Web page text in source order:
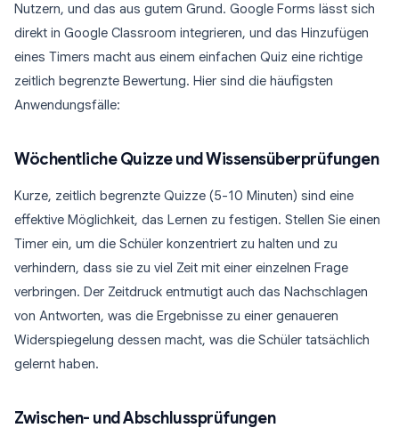
Nutzern, und das aus gutem Grund. Google Forms lässt sich
direkt in Google Classroom integrieren, und das Hinzufügen
eines Timers macht aus einem einfachen Quiz eine richtige
zeitlich begrenzte Bewertung. Hier sind die häufigsten
Anwendungsfälle:
Wöchentliche Quizze und Wissensüberprüfungen
Kurze, zeitlich begrenzte Quizze (5-10 Minuten) sind eine
effektive Möglichkeit, das Lernen zu festigen. Stellen Sie einen
Timer ein, um die Schüler konzentriert zu halten und zu
verhindern, dass sie zu viel Zeit mit einer einzelnen Frage
verbringen. Der Zeitdruck entmutigt auch das Nachschlagen
von Antworten, was die Ergebnisse zu einer genaueren
Widerspiegelung dessen macht, was die Schüler tatsächlich
gelernt haben.
Zwischen- und Abschlussprüfungen